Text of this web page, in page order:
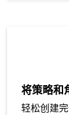
将策略和
轻松创建